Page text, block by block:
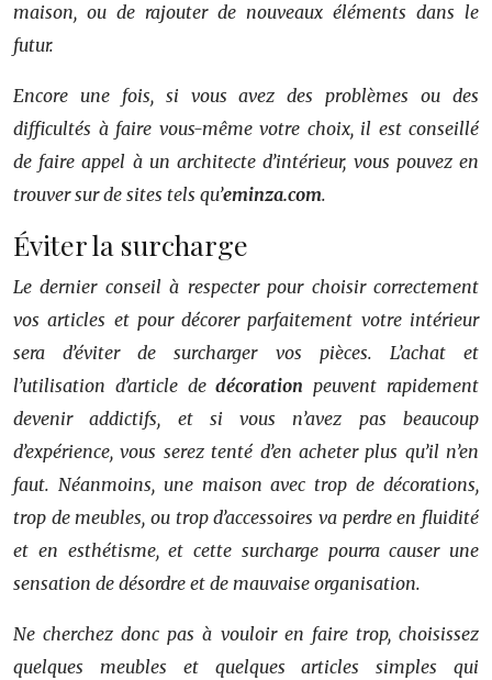
maison, ou de rajouter de nouveaux éléments dans le
futur.
Encore une fois, si vous avez des problèmes ou des
difficultés à faire vous-même votre choix, il est conseillé
de faire appel à un architecte d’intérieur, vous pouvez en
trouver sur de sites tels qu’eminza.com.
Éviter la surcharge
Le dernier conseil à respecter pour choisir correctement
vos articles et pour décorer parfaitement votre intérieur
sera d’éviter de surcharger vos pièces. L’achat et
l’utilisation d’article dedécoration peuvent rapidement
devenir addictifs, et si vous n’avez pas beaucoup
d’expérience, vous serez tenté d’en acheter plus qu’il n’en
faut. Néanmoins, une maison avec trop de décorations,
trop de meubles, ou trop d’accessoires va perdre en fluidité
et en esthétisme, et cette surcharge pourra causer une
sensation de désordre et de mauvaise organisation.
Ne cherchez donc pas à vouloir en faire trop, choisissez
quelques meubles et quelques articles simples qui